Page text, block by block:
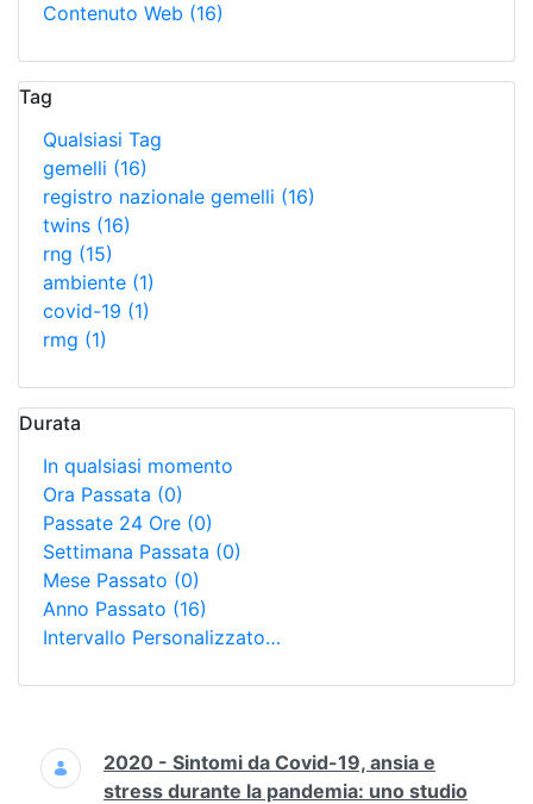
Contenuto Web (16)
Tag
Qualsiasi Tag
gemelli (16)
registro nazionale gemelli (16)
twins (16)
rng (15)
ambiente (1)
covid-19 (1)
rmg (1)
Durata
In qualsiasi momento
Ora Passata (0)
Passate 24 Ore (0)
Settimana Passata (0)
Mese Passato (0)
Anno Passato (16)
Intervallo Personalizzato…
Ricerca
2020 - Sintomi da Covid-19, ansia e
stress durante la pandemia: uno studio